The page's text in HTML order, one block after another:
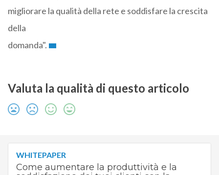
migliorare la qualità della rete e soddisfare la crescita
della
domanda".
Valuta la qualità di questo articolo
WHITEPAPER
Come aumentare la produttività e la